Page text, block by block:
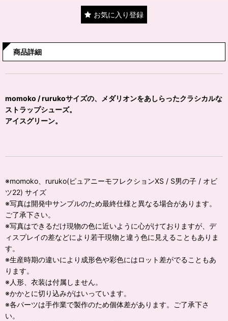
お気に入り登録
商品詳細
momoko / rurukoサイズの、メダリオンをあしらったクラシカルな
ストラップシューズ。
アイスグリーン。
※momoko、ruruko(ピュアニーモフレクションXS / S男の子 / オビ
ツ22) サイズ
※写真は開発中サンプルのため最終仕様と異なる場合があります。
ご了承下さい。
※写真はできるだけ現物の色に近いように心がけておりますが、デ
ィスプレイの差などにより若干現物と違う色に見えることもありま
す。
※生産時期の違いにより成形色や彩色にはロット差がでることもあ
ります。
※人形、衣装は付属しません。
※かかとに切り込みがはいっています。
※各パーツは手作業で製作のため個体差があります。ご了承下さ
い。